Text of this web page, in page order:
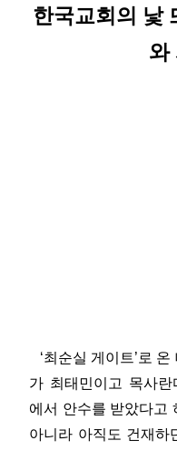
한국교회의 낯
와
‘최순실 게이트’로
가 최태민이고 목사란
에서 안수를 받았다고
아니라 아직도 건재하